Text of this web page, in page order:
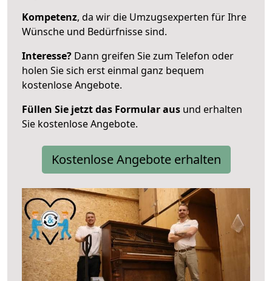
Kompetenz, da wir die Umzugsexperten für Ihre
Wünsche und Bedürfnisse sind.
Interesse? Dann greifen Sie zum Telefon oder
holen Sie sich erst einmal ganz bequem
kostenlose Angebote.
Füllen Sie jetzt das Formular aus und erhalten
Sie kostenlose Angebote.
Kostenlose Angebote erhalten